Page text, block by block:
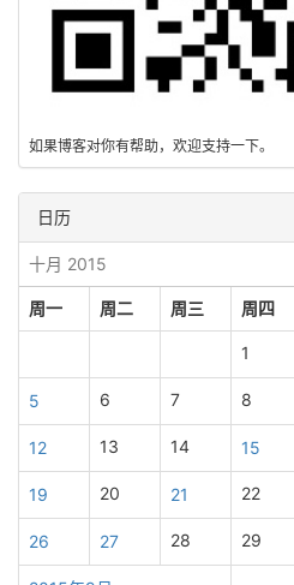
如果博客对你有帮助，欢迎支持一下。
日历
十月 2015
周一 周二 周三 周四
1
5 6 7 8
12 13 14 15
19 20 21 22
26 27 28 29